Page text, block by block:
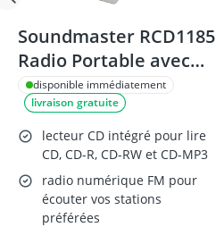
Soundmaster RCD1185
Radio Portable avec
Lecteur CD
disponible immédiatement
livraison gratuite
lecteur CD intégré pour lire
CD, CD-R, CD-RW et CD-MP3
radio numérique FM pour
écouter vos stations
préférées